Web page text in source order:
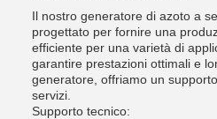
Il nostro generatore di azoto a
progettato per fornire una
efficiente per una varietà di
garantire prestazioni ottimali e
generatore, offriamo un
servizi.
Supporto tecnico: